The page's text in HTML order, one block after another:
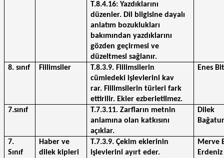
T.8.4.16: Yazdıklarını
düzenler. Dil bilgisine dayalı
anlatım bozuklukları
bakımından yazdıklarını
gözden geçirmesi ve
düzeltmesi sağlanır.
8. sınıf Fiilimsiler
T.8.3.9. Fiilimsilerin
cümledeki işlevlerini kav
rar. Fiilimsilerin türleri fark
ettirilir. Ekler ezberletilmez.
Enes
7.sınıf
T.7.3.11. Zarfların metnin
anlamına olan katkısını
açıklar.
Dilek
Bağatur
7.
Sınıf
Haber ve
dilek kipleri
T.7.3.9. Çekim eklerinin
işlevlerini ayırt eder.
Merve
Erdeniz